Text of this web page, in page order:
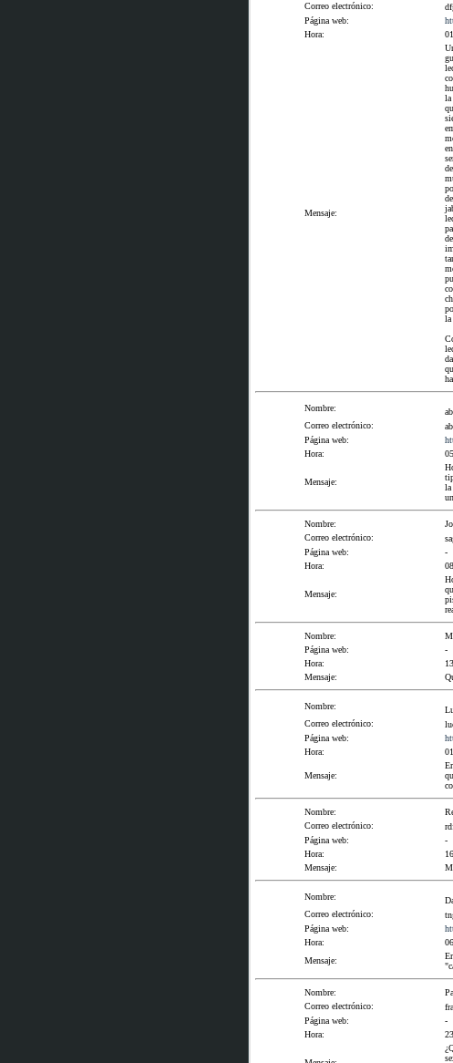
Correo electrónico:
Página web:
Hora:
Mensaje:
la
la
Nombre:
Correo electrónico:
Página web:
Hora:
Mensaje:
la
Nombre:
Correo electrónico:
Página web:
-
Hora:
Mensaje:
Nombre:
Página web:
-
Hora:
Mensaje:
Nombre:
Correo electrónico:
Página web:
Hora:
Mensaje:
Nombre:
Correo electrónico:
Página web:
-
Hora:
Mensaje:
Nombre:
Correo electrónico:
Página web:
Hora:
Mensaje:
Nombre:
Correo electrónico:
Página web:
-
Hora: